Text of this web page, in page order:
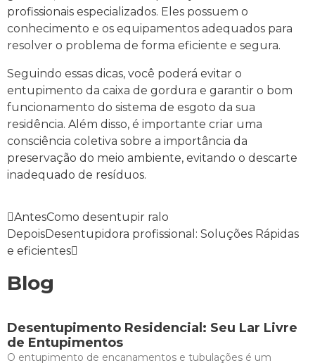
profissionais especializados. Eles possuem o
conhecimento e os equipamentos adequados para
resolver o problema de forma eficiente e segura.
Seguindo essas dicas, você poderá evitar o
entupimento da caixa de gordura e garantir o bom
funcionamento do sistema de esgoto da sua
residência. Além disso, é importante criar uma
consciência coletiva sobre a importância da
preservação do meio ambiente, evitando o descarte
inadequado de resíduos.
AntesComo desentupir ralo
DepoisDesentupidora profissional: Soluções Rápidas
e eficientes
Blog
Desentupimento Residencial: Seu Lar Livre
de Entupimentos
O entupimento de encanamentos e tubulações é um